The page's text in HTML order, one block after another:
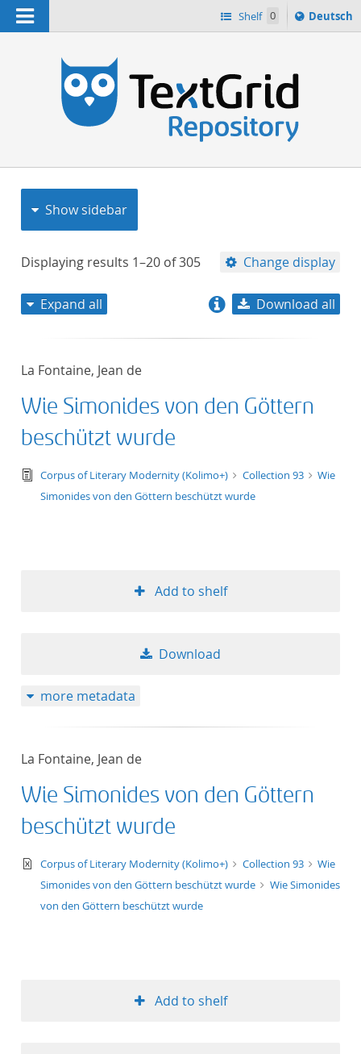
Navigation Shelf 0
Sprache
ï¿½ndern
Deutsch
Show sidebar
Displaying results 1–20 of305 Change display
title descending
format
Expand all Download all
La Fontaine, Jean de
Wie Simonides von den Göttern
beschützt wurde
text/tg.edition+tg.aggregation+xml
Corpus of Literary Modernity (Kolimo+) Collection 93
Wie
Simonides von den Göttern beschützt wurde
Add to shelf
Download
more metadata
La Fontaine, Jean de
Wie Simonides von den Göttern
beschützt wurde
text/xml
Corpus of Literary Modernity (Kolimo+) Collection 93
Wie
Simonides von den Göttern beschützt wurde
Wie Simonides
von den Göttern beschützt wurde
Add to shelf